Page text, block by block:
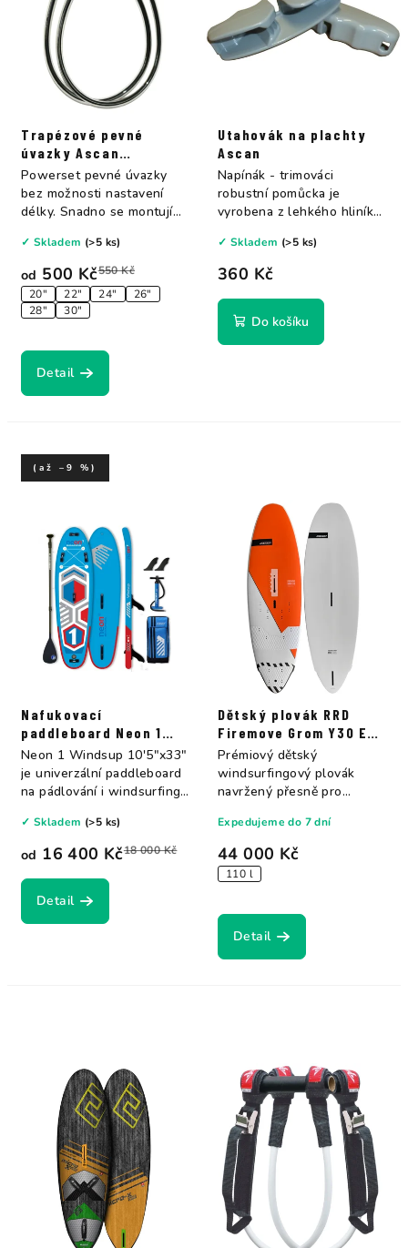
Trapézové pevné
úvazky Ascan
Powerset
od 500 Kč550 Kč
20" 22" 24"
26"
28"
30"
✓ Skladem (>5 ks)
Detail
Powerset pevné úvazky
bez možnosti nastavení
délky. Snadno se montují
Utahovák na plachty
Ascan
360 Kč
✓ Skladem (>5 ks)
Do košíku
Napínák - trimováci
robustní pomůcka je
vyrobena z lehkého hliníku
Nafukovací
paddleboard Neon 1
Windsup -
10'5''x33''x6"
od 16 400 Kč18 000 Kč
(až –9 %)
✓ Skladem (>5 ks)
Detail
Neon 1 Windsup 10'5"x33"
je univerzální paddleboard
na pádlování i windsurfing
Dětský plovák RRD
Firemove Grom Y30 E-
TECH
44 000 Kč
110 l
Expedujeme do 7 dní
Detail
Prémiový dětský
windsurfingový plovák
navržený přesně pro
50...